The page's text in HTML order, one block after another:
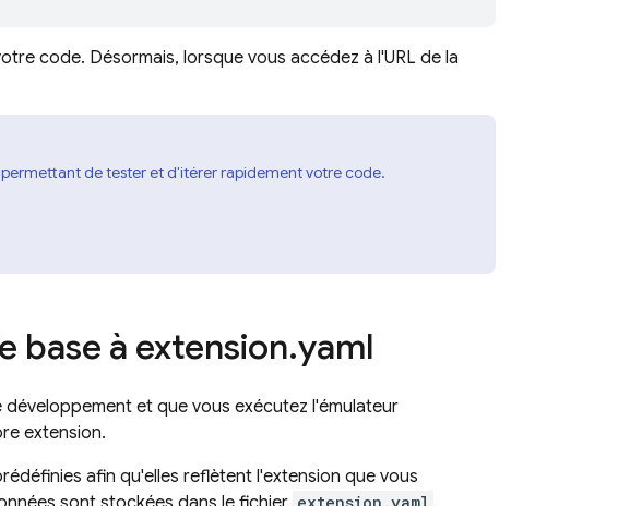
code. Désormais, lorsque vous accédez à l'URL de la
permettant de tester et d'itérer rapidement votre code.
base à extension.yaml
et que vous exécutez l'émulateur
extension.
afin qu'elles reflètent l'extension que vous